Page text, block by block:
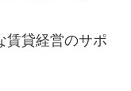
賃貸経営のサポ